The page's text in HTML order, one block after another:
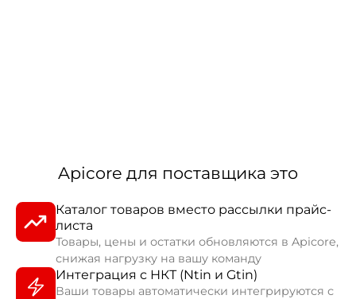
Apicore для поставщика это
Каталог товаров вместо рассылки прайс-
листа
Товары, цены и остатки обновляются в Apicore,
снижая нагрузку на вашу команду
Интеграция с НКТ (Ntin и Gtin)
Ваши товары автоматически интегрируются с